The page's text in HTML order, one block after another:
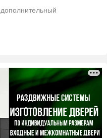
дополнительный